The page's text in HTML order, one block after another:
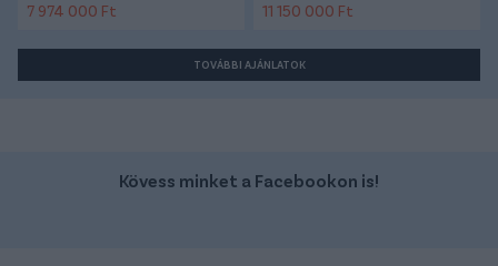
7 974 000 Ft 11 150 000 Ft
TOVÁBBI AJÁNLATOK
Kövess minket a Facebookon is!